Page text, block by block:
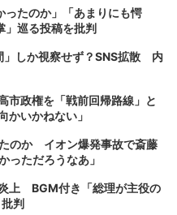
ったのか」「あまりにも愕
巡る投稿を批判
」しか視察せず？SNS拡散 内
市政権を「戦前回帰路線」と
いかねない」
のか イオン爆発事故で斎藤
っただろうなあ」
上 BGM付き「総理が主役の
判